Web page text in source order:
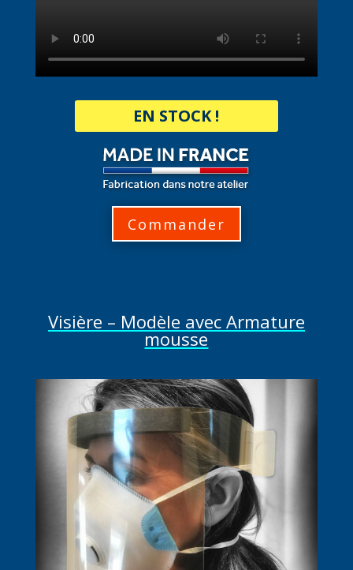
EN STOCK !
Commander
Visière – Modèle avec Armature
mousse